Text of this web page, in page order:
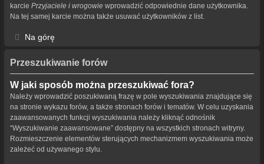
karcie Przyjaciele i wrogowie wprowadzić odpowiednie dane użytkownika.
Na tej samej karcie można także usuwać użytkowników z list.
Na górę
Przeszukiwanie forów
W jaki sposób można przeszukiwać fora?
Należy wprowadzić poszukiwaną frazę w pole wyszukiwania znajdujące się
na stronie wykazu forów, a także stronach forów i tematów. W celu uzyskania
zaawansowanych funkcji wyszukiwania należy kliknąć odnośnik
“Wyszukiwanie zaawansowane” dostępny na wszystkich stronach witryny.
Rozmieszczenie elementów sterujących mechanizmem wyszukiwania może
zależeć od używanego stylu.